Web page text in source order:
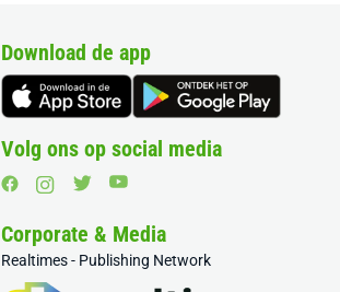
Download de app
Volg ons op social media
Corporate & Media
Realtimes - Publishing Network